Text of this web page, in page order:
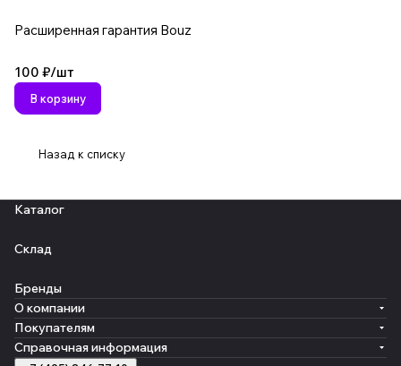
Расширенная гарантия Bouz
100 ₽/шт
В корзину
Назад к списку
Каталог
Склад
Бренды
О компании
Покупателям
Справочная информация